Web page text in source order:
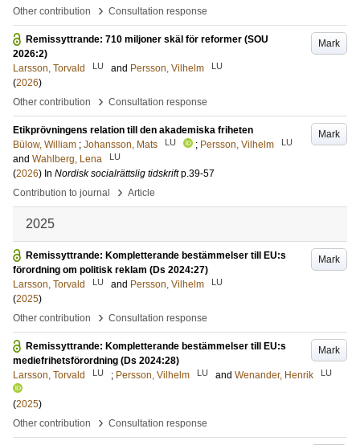
Other contribution
› Consultation response
Mark
Remissyttrande: 710 miljoner skäl för reformer (SOU
2026:2)
Larsson, Torvald
LU and Persson, Vilhelm LU
(2026)
Other contribution
› Consultation response
Mark
Etikprövningens relation till den akademiska friheten
Bülow, William ; Johansson, Mats LU ; Persson, Vilhelm LU
and Wahlberg, Lena LU
(2026) In Nordisk socialrättslig tidskrift p.39-57
Contribution to journal
› Article
2025
Mark
Remissyttrande: Kompletterande bestämmelser till EU:s
förordning om politisk reklam (Ds 2024:27)
Larsson, Torvald
LU and Persson, Vilhelm LU
(2025)
Other contribution
› Consultation response
Mark
Remissyttrande: Kompletterande bestämmelser till EU:s
mediefrihetsförordning (Ds 2024:28)
Larsson, Torvald
LU ; Persson, Vilhelm LU and Wenander, Henrik LU
(2025)
Other contribution
› Consultation response